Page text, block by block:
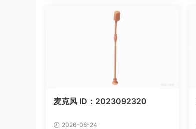
麦克风 ID：2023092320
2026-06-24